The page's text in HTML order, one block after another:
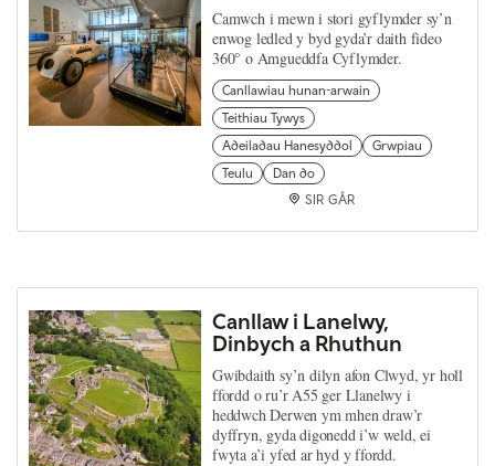
Camwch i mewn i stori gyflymder sy’n
enwog ledled y byd gyda’r daith fideo
360° o Amgueddfa Cyflymder.
Canllawiau hunan-arwain
Teithiau Tywys
Adeiladau Hanesyddol
Grwpiau
Teulu
Dan do
SIR GÂR
Canllaw i Lanelwy,
Dinbych a Rhuthun
Gwibdaith sy’n dilyn afon Clwyd, yr holl
ffordd o ru’r A55 ger Llanelwy i
heddwch Derwen ym mhen draw’r
dyffryn, gyda digonedd i’w weld, ei
fwyta a’i yfed ar hyd y ffordd.